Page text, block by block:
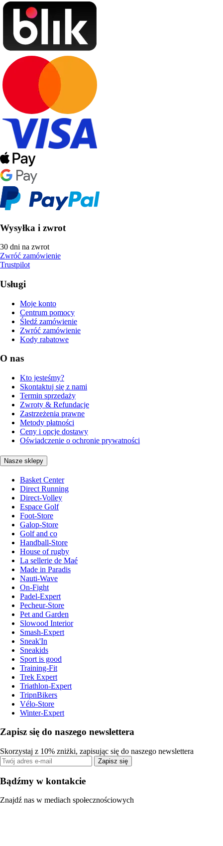
Wysyłka i zwrot
30 dni na zwrot
Zwróć zamówienie
Trustpilot
Usługi
Moje konto
Centrum pomocy
Śledź zamówienie
Zwróć zamówienie
Kody rabatowe
O nas
Kto jesteśmy?
Skontaktuj się z nami
Termin sprzedaży
Zwroty & Refundacje
Zastrzeżenia prawne
Metody płatności
Ceny i opcje dostawy
Oświadczenie o ochronie prywatności
Nasze sklepy
Basket Center
Direct Running
Direct-Volley
Espace Golf
Foot-Store
Galop-Store
Golf and co
Handball-Store
House of rugby
La sellerie de Maé
Made in Paradis
Nauti-Wave
On-Fight
Padel-Expert
Pecheur-Store
Pet and Garden
Slowood Interior
Smash-Expert
Sneak'In
Sneakids
Sport is good
Training-Fit
Trek Expert
Triathlon-Expert
TripnBikers
Vélo-Store
Winter-Expert
Zapisz się do naszego newslettera
Skorzystaj z 10% zniżki, zapisując się do naszego newslettera
Zapisz się
Bądźmy w kontakcie
Znajdź nas w mediach społecznościowych